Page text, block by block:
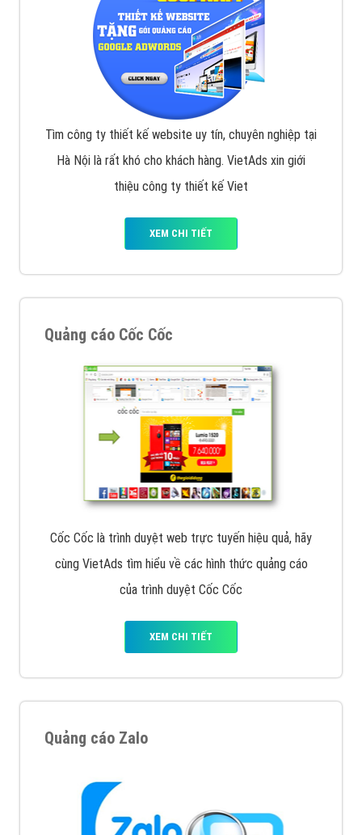
VietAds triển khai dịch vụ quảng cáo Banner Google
Display Network cho các khách hàng Doanh Nghiệp
muốn đặt Banner
XEM CHI TIẾT
Công ty SEO Website
VietAds với đội ngũ SEOer giàu kinh nghiệm được đào
tạo bài bản tại các trung tâm SEO lớn như: Litado,
Inet, Vietmoz, Vinalink
XEM CHI TIẾT
Quảng cáo Youtube